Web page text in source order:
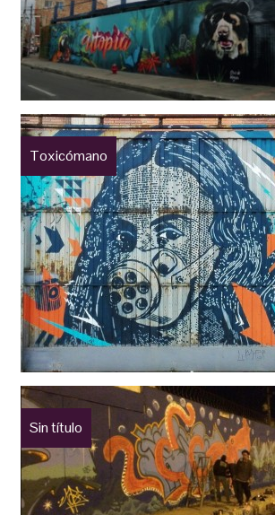
Toxicómano
Sin título